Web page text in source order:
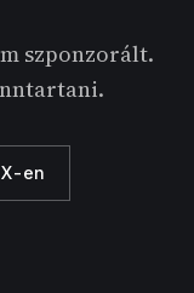
szponzorált.
en